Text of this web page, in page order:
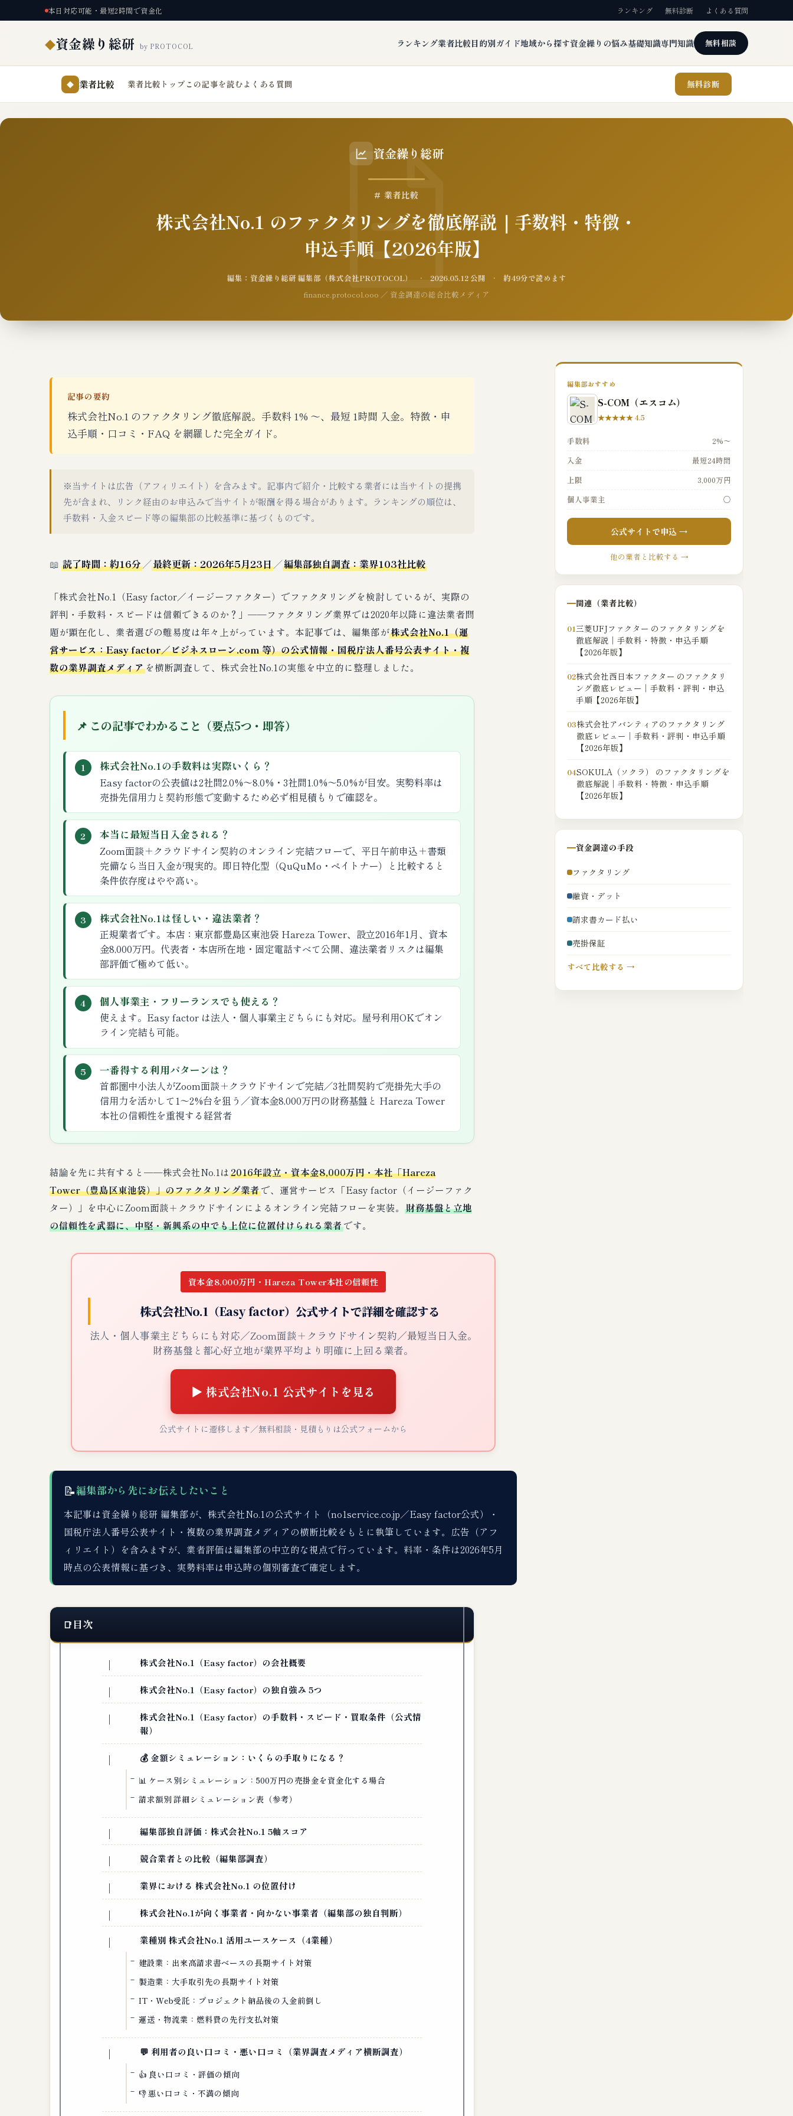
本日対応可能・最短2時間で資金化 ランキング 無料診断 よくある質問
◆資金繰り総研 by PROTOCOL ランキング業者比較目的別ガイド地域から探す資金繰りの悩み基礎知識専門知識 無料相談
◆ 業者比較 業者比較トップ この記事を読むよくある質問 無料診断
資金繰り総研
# 業者比較
株式会社No.1 のファクタリングを徹底解説｜手数料・特徴・
申込手順【2026年版】
編集：資金繰り総研 編集部（株式会社PROTOCOL） · 2026.05.12 公開 · 約49分で読めます
finance.protocol.ooo ／ 資金調達の総合比較メディア
記事の要約
株式会社No.1 のファクタリング徹底解説。手数料 1% 〜、最短 1時間 入金。特徴・申
込手順・口コミ・FAQ を網羅した完全ガイド。
※当サイトは広告（アフィリエイト）を含みます。記事内で紹介・比較する業者には当サイトの提携
先が含まれ、リンク経由のお申込みで当サイトが報酬を得る場合があります。ランキングの順位は、
手数料・入金スピード等の編集部の比較基準に基づくものです。
📖 読了時間：約16分／最終更新：2026年5月23日／編集部独自調査：業界103社比較
「株式会社No.1（Easy factor／イージーファクター）でファクタリングを検討しているが、実際の
評判・手数料・スピードは信頼できるのか？」──ファクタリング業界では2020年以降に違法業者問
題が顕在化し、業者選びの難易度は年々上がっています。本記事では、編集部が株式会社No.1（運
営サービス：Easy factor／ビジネスローン.com 等）の公式情報・国税庁法人番号公表サイト・複
数の業界調査メディア を横断調査して、株式会社No.1の実態を中立的に整理しました。
📌 この記事でわかること（要点5つ・即答）
1
株式会社No.1の手数料は実際いくら？
Easy factorの公表値は2社間2.0%〜8.0%・3社間1.0%〜5.0%が目安。実勢料率は
売掛先信用力と契約形態で変動するため必ず相見積もりで確認を。
2
本当に最短当日入金される？
Zoom面談＋クラウドサイン契約のオンライン完結フローで、平日午前申込＋書類
完備なら当日入金が現実的。即日特化型（QuQuMo・ペイトナー）と比較すると
条件依存度はやや高い。
3
株式会社No.1は怪しい・違法業者？
正規業者です。本店：東京都豊島区東池袋 Hareza Tower、設立2016年1月、資本
金8,000万円。代表者・本店所在地・固定電話すべて公開、違法業者リスクは編集
部評価で極めて低い。
4
個人事業主・フリーランスでも使える？
使えます。Easy factor は法人・個人事業主どちらにも対応。屋号利用OKでオン
ライン完結も可能。
5
一番得する利用パターンは？
首都圏中小法人がZoom面談＋クラウドサインで完結／3社間契約で売掛先大手の
信用力を活かして1〜2%台を狙う／資本金8,000万円の財務基盤と Hareza Tower
本社の信頼性を重視する経営者
結論を先に共有すると──株式会社No.1は2016年設立・資本金8,000万円・本社「Hareza
Tower（豊島区東池袋）」のファクタリング業者で、運営サービス「Easy factor（イージーファク
ター）」を中心にZoom面談＋クラウドサインによるオンライン完結フローを実装。
財務基盤と立地
の信頼性を武器に、中堅・新興系の中でも上位に位置付けられる業者です。
資本金8,000万円・Hareza Tower本社の信頼性
株式会社No.1（Easy factor）公式サイトで詳細を確認する
法人・個人事業主どちらにも対応／Zoom面談＋クラウドサイン契約／最短当日入金。
財務基盤と都心好立地が業界平均より明確に上回る業者。
▶ 株式会社No.1 公式サイトを見る
公式サイトに遷移します／無料相談・見積もりは公式フォームから
📝編集部から先にお伝えしたいこと
本記事は資金繰り総研 編集部が、株式会社No.1の公式サイト（no1service.co.jp／Easy factor公式）・
国税庁法人番号公表サイト・複数の業界調査メディアの横断比較をもとに執筆しています。広告（アフ
ィリエイト）を含みますが、業者評価は編集部の中立的な視点で行っています。料率・条件は2026年5月
時点の公表情報に基づき、実勢料率は申込時の個別審査で確定します。
目次
株式会社No.1（Easy factor）の会社概要
株式会社No.1（Easy factor）の独自強み 5つ
株式会社No.1（Easy factor）の手数料・スピード・買取条件（公式情
報）
💰 金額シミュレーション：いくらの手取りになる？
📊 ケース別シミュレーション：500万円の売掛金を資金化する場合
請求額別 詳細シミュレーション表（参考）
編集部独自評価：株式会社No.1 5軸スコア
競合業者との比較（編集部調査）
業界における 株式会社No.1 の位置付け
株式会社No.1が向く事業者・向かない事業者（編集部の独自判断）
業種別 株式会社No.1 活用ユースケース（4業種）
建設業：出来高請求書ベースの長期サイト対策
製造業：大手取引先の長期サイト対策
IT・Web受託：プロジェクト納品後の入金前倒し
運送・物流業：燃料費の先行支払対策
💬 利用者の良い口コミ・悪い口コミ（業界調査メディア横断調査）
👍 良い口コミ・評価の傾向
👎 悪い口コミ・不満の傾向
編集部おすすめ
S-COM（エスコム）
★★★★★ 4.5
手数料
2%〜
入金
最短24時間
上限
3,000万円
個人事業主
○
公式サイトで申込 →
他の業者と比較する →
関連（業者比較）
01三菱UFJファクター のファクタリングを
徹底解説｜手数料・特徴・申込手順
【2026年版】
02株式会社西日本ファクター のファクタリ
ング徹底レビュー｜手数料・評判・申込
手順【2026年版】
03株式会社アバンティアのファクタリング
徹底レビュー｜手数料・評判・申込手順
【2026年版】
04SOKULA（ソクラ） のファクタリングを
徹底解説｜手数料・特徴・申込手順
【2026年版】
資金調達の手段
ファクタリング
融資・デット
請求書カード払い
売掛保証
すべて比較する →